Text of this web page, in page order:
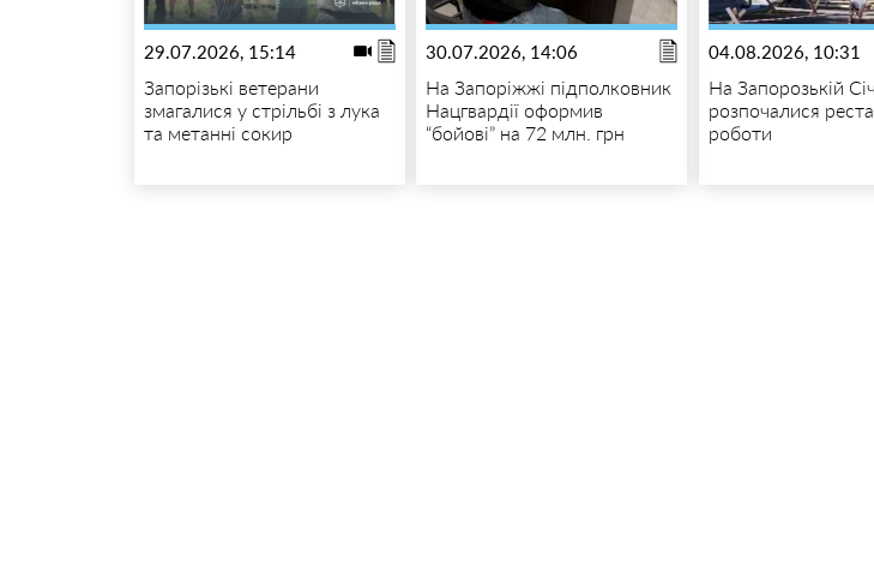
29.07.2026, 15:14
Запорізькі ветерани
змагалися у стрільбі з лука
та метанні сокир
30.07.2026, 14:06
На Запоріжжі підполковник
Нацгвардії оформив
“бойові” на 72 млн. грн
04.08.2026, 10:31
На Запорозькій
розпочалися
роботи